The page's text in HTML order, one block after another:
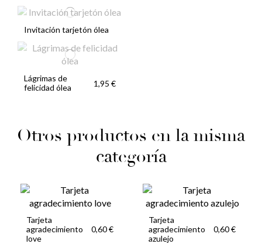
Invitación tarjetón ólea
Lágrimas de
felicidad ólea
1,95 €
Otros productos en la misma
categoría
Tarjeta
agradecimiento
love
0,60 €
Tarjeta
agradecimiento
azulejo
0,60 €